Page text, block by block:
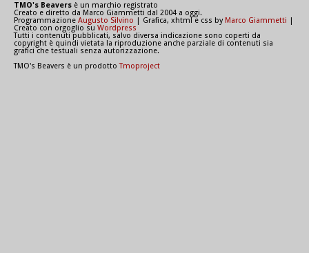
TMO's Beavers è un marchio registrato
Creato e diretto da Marco Giammetti dal 2004 a oggi.
Programmazione Augusto Silvino | Grafica, xhtml e css byMarco Giammetti |
Creato con orgoglio su Wordpress
Tutti i contenuti pubblicati, salvo diversa indicazione sono coperti da
copyright è quindi vietata la riproduzione anche parziale di contenuti sia
grafici che testuali senza autorizzazione.
TMO's Beavers è un prodottoTmoproject